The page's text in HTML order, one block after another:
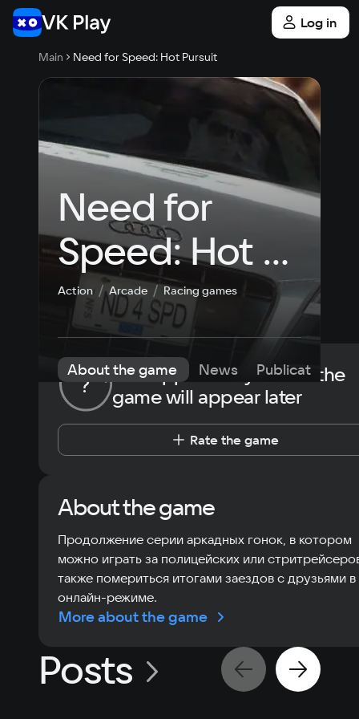
Log in
Main Need for Speed: Hot Pursuit
Need for
Speed: Hot
Pursuit
Action Arcade Racing games
About the game News Publications
?
The opportunity to rate the
game will appear later
Rate the game
About the game
Продолжение серии аркадных гонок, в котором
можно играть за полицейских или
также помериться итогами заездов с друзьями в
онлайн-режиме.
More about the game
Posts